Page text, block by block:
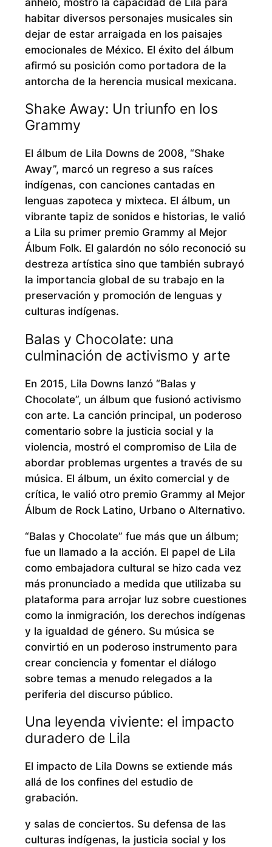
habitar diversos personajes musicales sin
dejar de estar arraigada en los paisajes
emocionales de México. El éxito del álbum
afirmó su posición como portadora de la
antorcha de la herencia musical mexicana.
Shake Away: Un triunfo en los
Grammy
El álbum de Lila Downs de 2008, “Shake
Away”, marcó un regreso a sus raíces
indígenas, con canciones cantadas en
lenguas zapoteca y mixteca. El álbum, un
vibrante tapiz de sonidos e historias, le valió
a Lila su primer premio Grammy al Mejor
Álbum Folk. El galardón no sólo reconoció su
destreza artística sino que también subrayó
la importancia global de su trabajo en la
preservación y promoción de lenguas y
culturas indígenas.
Balas y Chocolate: una
culminación de activismo y arte
En 2015, Lila Downs lanzó “Balas y
Chocolate”, un álbum que fusionó activismo
con arte. La canción principal, un poderoso
comentario sobre la justicia social y la
violencia, mostró el compromiso de Lila de
abordar problemas urgentes a través de su
música. El álbum, un éxito comercial y de
crítica, le valió otro premio Grammy al Mejor
Álbum de Rock Latino, Urbano o Alternativo.
“Balas y Chocolate” fue más que un álbum;
fue un llamado a la acción. El papel de Lila
como embajadora cultural se hizo cada vez
más pronunciado a medida que utilizaba su
plataforma para arrojar luz sobre cuestiones
como la inmigración, los derechos indígenas
y la igualdad de género. Su música se
convirtió en un poderoso instrumento para
crear conciencia y fomentar el diálogo
sobre temas a menudo relegados a la
periferia del discurso público.
Una leyenda viviente: el impacto
duradero de Lila
El impacto de Lila Downs se extiende más
allá de los confines del estudio de
grabación.
y salas de conciertos. Su defensa de las
culturas indígenas, la justicia social y los